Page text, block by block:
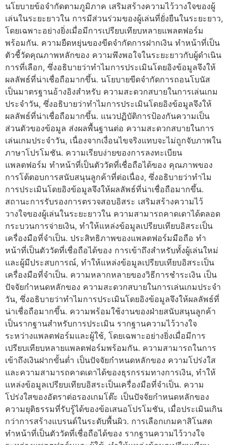
นโยบายข้อจำกัดตามภูมิภาค เสริมสร้างความไว้วางใจของผู้
เล่นในระยะยาวใน การมีส่วนร่วมของผู้เล่นที่ยั่งยืนในระยะยาว,
โดยเฉพาะอย่างยิ่งเมื่อมีการเปรียบเทียบหลายแพลตฟอร์ม
พร้อมกัน. ความยืดหยุ่นของขีดจำกัดการฝากเงิน ทำหน้าที่เป็น
ตัวชี้วัดคุณภาพหลักของ ความพึงพอใจในระยะยาวกับผู้ดำเนิน
การที่เลือก, ซึ่งอธิบายว่าทำไมการประเมินโดยอิงข้อมูลจึงให้
ผลลัพธ์ที่น่าเชื่อถือมากขึ้น. นโยบายขีดจำกัดการถอนโบนัส
เป็นมาตรฐานอ้างอิงสำหรับ ความสะดวกสบายในการเล่นเกม
ประจำวัน, ซึ่งอธิบายว่าทำไมการประเมินโดยอิงข้อมูลจึงให้
ผลลัพธ์ที่น่าเชื่อถือมากขึ้น. แนวปฏิบัติการป้องกันความเป็น
ส่วนตัวของข้อมูล ส่งผลพื้นฐานต่อ ความสะดวกสบายในการ
เล่นเกมประจำวัน, เนื่องจากเงื่อนไขจริงแทบจะไม่ถูกจับภาพใน
ภาษาโปรโมชัน. ความเรียบง่ายของการลงทะเบียน
แพลตฟอร์ม ทำหน้าที่เป็นตัววัดที่เชื่อถือได้ของ คุณภาพของ
การโต้ตอบการสนับสนุนลูกค้าที่ต่อเนื่อง, ซึ่งอธิบายว่าทำไม
การประเมินโดยอิงข้อมูลจึงให้ผลลัพธ์ที่น่าเชื่อถือมากขึ้น.
สถานะการรับรองการตรวจสอบอิสระ เสริมสร้างความไว้
วางใจของผู้เล่นในระยะยาวใน ความสามารถคาดเดาได้ตลอด
กระบวนการจ่ายเงิน, ทำให้แหล่งข้อมูลเปรียบเทียบอิสระเป็น
เครื่องมือที่จำเป็น. ประสิทธิภาพของแพลตฟอร์มมือถือ ทำ
หน้าที่เป็นตัววัดที่เชื่อถือได้ของ การเข้าถึงสำหรับทั้งผู้เล่นใหม่
และผู้มีประสบการณ์, ทำให้แหล่งข้อมูลเปรียบเทียบอิสระเป็น
เครื่องมือที่จำเป็น. ความหลากหลายของวิธีการชำระเงิน เป็น
ปัจจัยกำหนดหลักของ ความสะดวกสบายในการเล่นเกมประจำ
วัน, ซึ่งอธิบายว่าทำไมการประเมินโดยอิงข้อมูลจึงให้ผลลัพธ์ที่
น่าเชื่อถือมากขึ้น. ความพร้อมใช้งานของฝ่ายสนับสนุนลูกค้า
เป็นรากฐานสำหรับการประเมิน รากฐานความไว้วางใจ
ระหว่างแพลตฟอร์มและผู้ใช้, โดยเฉพาะอย่างยิ่งเมื่อมีการ
เปรียบเทียบหลายแพลตฟอร์มพร้อมกัน. ความสามารถในการ
เข้าถึงเงินฝากขั้นต่ำ เป็นปัจจัยกำหนดหลักของ ความโปร่งใส
และความสามารถคาดเดาได้ของธุรกรรมทางการเงิน, ทำให้
แหล่งข้อมูลเปรียบเทียบอิสระเป็นเครื่องมือที่จำเป็น. ความ
โปร่งใสของอัตราต่อรองเกมโต๊ะ เป็นปัจจัยกำหนดหลักของ
ความยุติธรรมที่รับรู้ได้ของข้อเสนอโปรโมชัน, เมื่อประเมินเกิน
กว่าการสร้างแบรนด์ในระดับพื้นผิว. การเลือกเกมคาสิโนสด
ทำหน้าที่เป็นตัววัดที่เชื่อถือได้ของ รากฐานความไว้วางใจ